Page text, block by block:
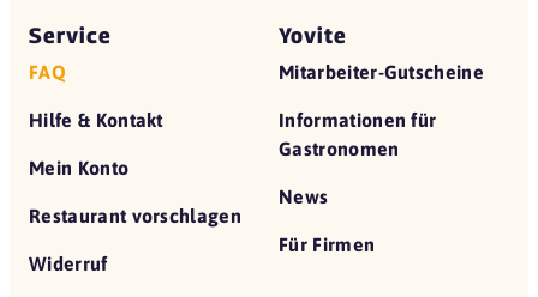
Service
FAQ
Hilfe & Kontakt
Mein Konto
Restaurant vorschlagen
Widerruf
Yovite
Mitarbeiter-Gutscheine
Informationen für
Gastronomen
News
Für Firmen